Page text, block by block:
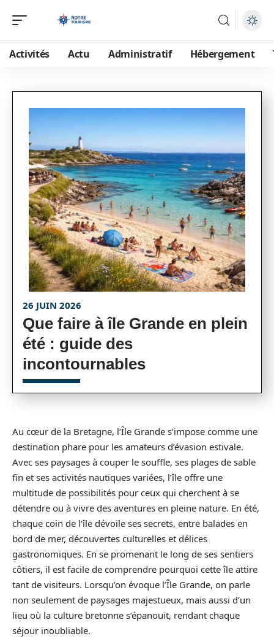
Activités Actu Administratif Hébergement
26 JUIN 2026
Que faire à île Grande en plein
été : guide des
incontournables
Au cœur de la Bretagne, l’Île Grande s’impose comme une
destination phare pour les amateurs d’évasion estivale.
Avec ses paysages à couper le souffle, ses plages de sable
fin et ses activités nautiques variées, l’île offre une
multitude de possibilités pour ceux qui cherchent à se
détendre ou à vivre des aventures en pleine nature. En été,
chaque coin de l’île dévoile ses secrets, entre balades en
bord de mer, découvertes culturelles et délices
gastronomiques. En se promenant le long de ses sentiers
côtiers, il est facile de comprendre pourquoi cette île attire
tant de visiteurs. Lorsqu’on évoque l’Île Grande, on parle
non seulement de paysages majestueux, mais aussi d’un
lieu où la culture bretonne s’épanouit, rendant chaque
séjour inoubliable.